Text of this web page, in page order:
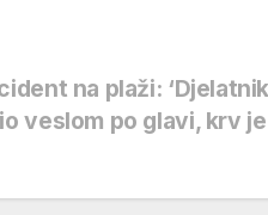
na plaži:
veslom po glavi, krv